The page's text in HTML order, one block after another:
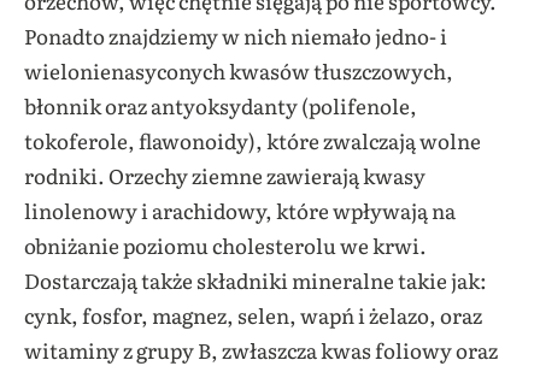
Ponadto znajdziemy w nich niemało jedno- i
wielonienasyconych kwasów tłuszczowych,
błonnik oraz antyoksydanty (polifenole,
tokoferole, flawonoidy), które zwalczają wolne
rodniki. Orzechy ziemne zawierają kwasy
linolenowy i arachidowy, które wpływają na
obniżanie poziomu cholesterolu we krwi.
Dostarczają także składniki mineralne takie jak:
cynk, fosfor, magnez, selen, wapń i żelazo, oraz
witaminy z grupy B, zwłaszcza kwas foliowy oraz